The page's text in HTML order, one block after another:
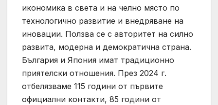
икономика в света и на челно място по
технологично развитие и внедряване на
иновации. Ползва се с авторитет на силно
развита, модерна и демократична страна.
България и Япония имат традиционно
приятелски отношения. През 2024 г.
отбелязваме 115 години от първите
официални контакти, 85 години от